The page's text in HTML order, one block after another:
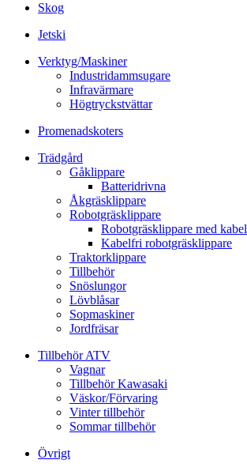
Skog
Jetski
Verktyg/Maskiner
Industridammsugare
Infravärmare
Högtryckstvättar
Promenadskoters
Trädgård
Gåklippare
Batteridrivna
Åkgräsklippare
Robotgräsklippare
Robotgräsklippare med kabel
Kabelfri robotgräsklippare
Traktorklippare
Tillbehör
Snöslungor
Lövblåsar
Sopmaskiner
Jordfräsar
Tillbehör ATV
Vagnar
Tillbehör Kawasaki
Väskor/Förvaring
Vinter tillbehör
Sommar tillbehör
Övrigt